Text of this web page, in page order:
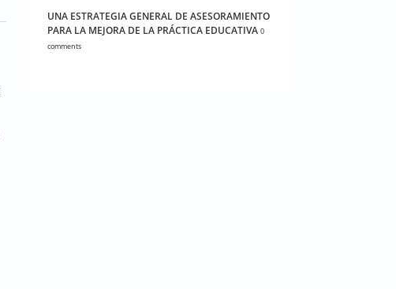
UNA ESTRATEGIA GENERAL DE ASESORAMIENTO
PARA LA MEJORA DE LA PRÁCTICA EDUCATIVA 0
comments